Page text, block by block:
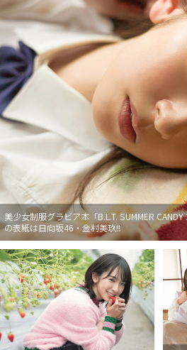
美少女制服グラビア本「B.L.T. SUMMER
の表紙は日向坂46・金村美玖!!